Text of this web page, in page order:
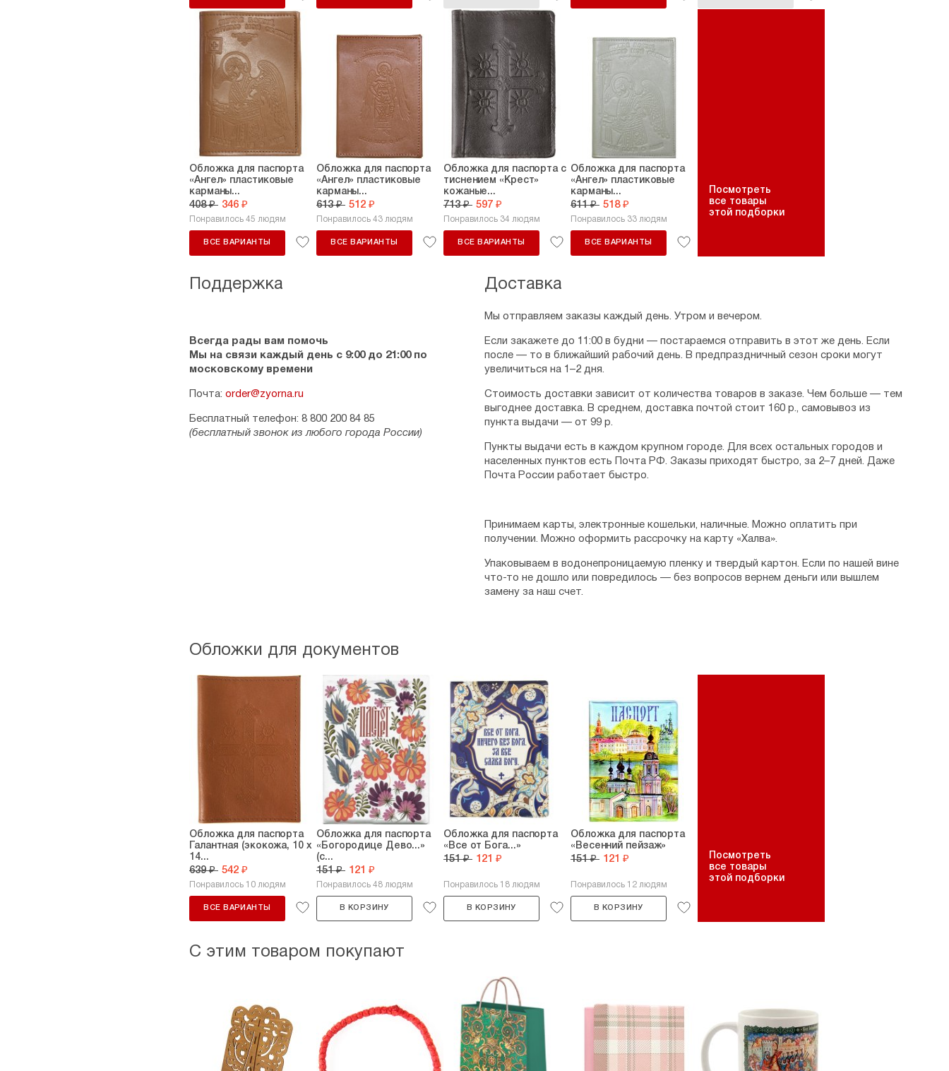
Обложка для паспорта
«Ангел» пластиковые
карманы...
408 ₽ 346 ₽
Понравилось 45 людям
ВСЕ ВАРИАНТЫ
Обложка для паспорта
«Ангел» пластиковые
карманы...
613 ₽ 512 ₽
Понравилось 43 людям
ВСЕ ВАРИАНТЫ
Обложка для паспорта с
тиснением «Крест»
кожаные...
713 ₽ 597 ₽
Понравилось 34 людям
ВСЕ ВАРИАНТЫ
Обложка для паспорта
«Ангел» пластиковые
карманы...
611 ₽ 518 ₽
Понравилось 33 людям
ВСЕ ВАРИАНТЫ
Посмотреть
все товары
этой подборки
Поддержка
Всегда рады вам помочь
Мы на связи каждый день с 9:00 до 21:00 по
московскому времени
Почта: order@zyorna.ru
Бесплатный телефон: 8 800 200 84 85
(бесплатный звонок из любого города России)
Доставка
Мы отправляем заказы каждый день. Утром и вечером.
Если закажете до 11:00 в будни — постараемся отправить в этот же день. Если
после — то в ближайший рабочий день. В предпраздничный сезон сроки могут
увеличиться на 1–2 дня.
Стоимость доставки зависит от количества товаров в заказе. Чем больше — тем
выгоднее доставка. В среднем, доставка почтой стоит 160 р., самовывоз из
пункта выдачи — от 99 р.
Пункты выдачи есть в каждом крупном городе. Для всех остальных городов и
населенных пунктов есть Почта РФ. Заказы приходят быстро, за 2–7 дней. Даже
Почта России работает быстро.
Принимаем карты, электронные кошельки, наличные. Можно оплатить при
получении. Можно оформить рассрочку на карту «Халва».
Упаковываем в водонепроницаемую пленку и твердый картон. Если по нашей вине
что-то не дошло или повредилось — без вопросов вернем деньги или вышлем
замену за наш счет.
Обложки для документов
Обложка для паспорта
Галантная (экокожа, 10 х
14...
639 ₽ 542 ₽
Понравилось 10 людям
ВСЕ ВАРИАНТЫ
Обложка для паспорта
«Богородице Дево...»
(с...
151 ₽ 121 ₽
Понравилось 48 людям
В КОРЗИНУ
Обложка для паспорта
«Все от Бога...»
151 ₽ 121 ₽
Понравилось 18 людям
В КОРЗИНУ
Обложка для паспорта
«Весенний пейзаж»
151 ₽ 121 ₽
Понравилось 12 людям
В КОРЗИНУ
Посмотреть
все товары
этой подборки
С этим товаром покупают